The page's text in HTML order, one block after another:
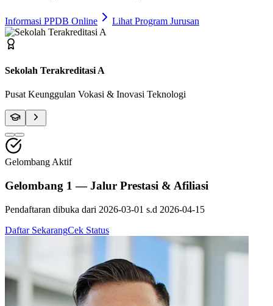
Informasi PPDB Online Lihat Program Jurusan
Fasilitas Bengkel Modern
Praktik Berstandar Industri & Sertifikasi Profesi
Gelombang Aktif
Gelombang 1 — Jalur Prestasi & Afiliasi
Pendaftaran dibuka dari 2026-03-01 s.d 2026-04-15
Daftar SekarangCek Status